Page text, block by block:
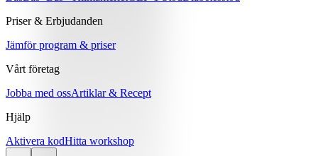
Priser & Erbjudanden
Jämför program & priser
Vårt företag
Jobba med ossArtiklar & Recept
Hjälp
Aktivera kodHitta workshop